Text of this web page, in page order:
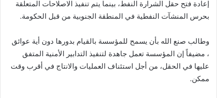
إعادة فتح حقل الشرارة النفط، بينما يتم تنفيذ الاصلاحات المتعلقة
بحرس المنشآت النفطية في المنطقة الجنوبية من قبل الحكومة.
وطالب صنع الله بأن يسمح للمؤسسة بالقيام بدورها دون أية عوائق
، مضيفاً إن المؤسسة تعمل جاهدة لتنفيذ التدابير الأمنية المتفق
عليها في الحقل، من أجل استئناف العمليات والانتاج في أقرب وقت
ممكن.